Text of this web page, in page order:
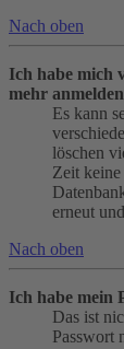
Nach oben
Ich habe mich
mehr
Es kann
löschen
Zeit keine
erneut
Nach oben
Ich habe mein
Das ist
Passwort